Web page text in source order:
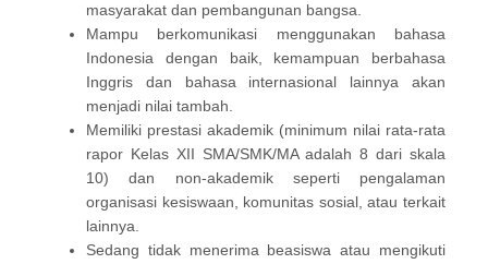
masyarakat dan pembangunan bangsa.
Mampu berkomunikasi menggunakan bahasa
Indonesia dengan baik, kemampuan berbahasa
Inggris dan bahasa internasional lainnya akan
menjadi nilai tambah.
Memiliki prestasi akademik (minimum nilai rata-rata
rapor Kelas XII SMA/SMK/MA adalah 8 dari skala
10) dan non-akademik seperti pengalaman
organisasi kesiswaan, komunitas sosial, atau terkait
lainnya.
Sedang tidak menerima beasiswa atau mengikuti